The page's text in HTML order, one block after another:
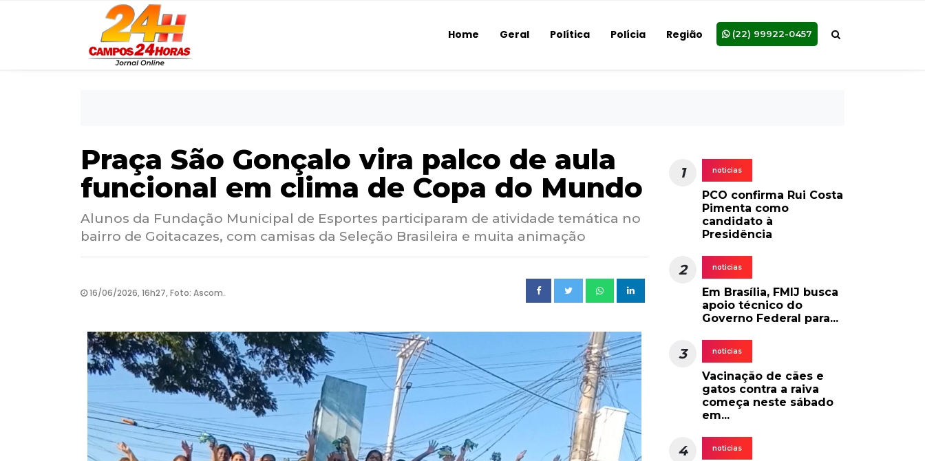
Home Geral Política Polícia Região (22) 99922-0457
Praça São Gonçalo vira palco de aula
funcional em clima de Copa do Mundo
Alunos da Fundação Municipal de Esportes participaram de atividade temática no
bairro de Goitacazes, com camisas da Seleção Brasileira e muita animação
16/06/2026, 16h27, Foto: Ascom.
1 noticias
PCO confirma Rui Costa
Pimenta como
candidato à
Presidência
2 noticias
Em Brasília, FMIJ busca
apoio técnico do
Governo Federal para...
3 noticias
Vacinação de cães e
gatos contra a raiva
começa neste sábado
em...
4 noticias